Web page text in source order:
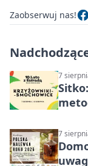
Zaobserwuj nas!
7
7